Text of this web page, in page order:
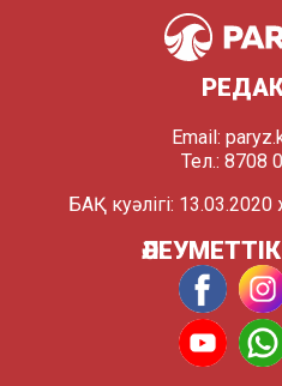
Email:
Тел.: 8708
БАҚ куәлігі: